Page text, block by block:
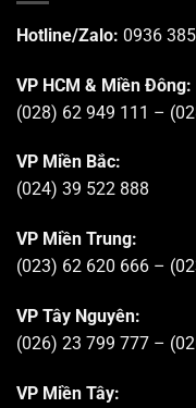
Hotline/Zalo: 0936
VP HCM & Miền Đông:
(028) 62 949 111 –
VP Miền Bắc:
(024) 39 522 888
VP Miền Trung:
(023) 62 620 666 –
VP Tây Nguyên:
(026) 23 799 777 –
VP Miền Tây: